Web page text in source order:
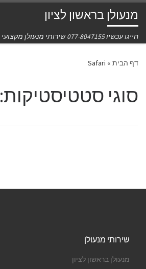
מנעולן בראשון לציון
חייגו עכשיו 077-8047155 שירותי מנעולן מקצועי
דף הבית »
Safari
סוגי סטטיסטיקות:
שירותי מנעולן
מנעולן בראשון לציון